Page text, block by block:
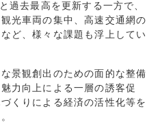
過去最高を更新する一方で、
光車両の集中、高速交通網の
ど、様々な課題も浮上してい
景観創出のための面的な整備
力向上による一層の誘客促
くりによる経済の活性化等を